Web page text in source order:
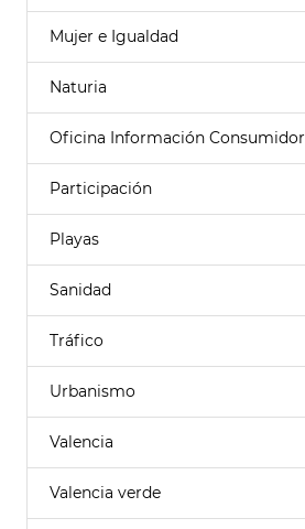
Mujer e Igualdad
Naturia
Oficina Información Consumidor
Participación
Playas
Sanidad
Tráfico
Urbanismo
Valencia
Valencia verde